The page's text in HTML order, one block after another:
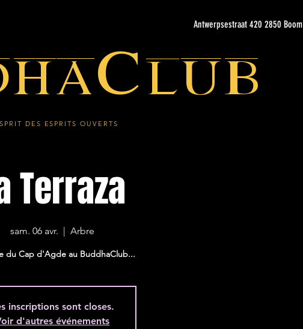
Antwerpsestraat 420 2850 Boom
DES ESPRITS OUVERTS
Terraza
sam. 06 avr.
  |
Arbre
du Cap d'Agde au BuddhaClub...
inscriptions sont closes.
d'autres événements